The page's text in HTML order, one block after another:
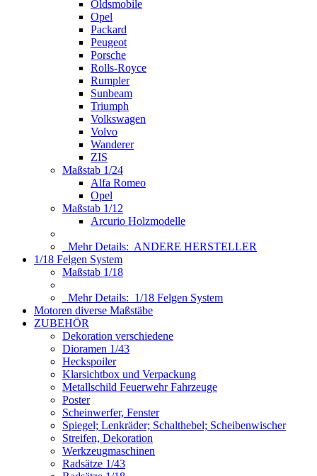
Oldsmobile
Opel
Packard
Peugeot
Porsche
Rolls-Royce
Rumpler
Sunbeam
Triumph
Volkswagen
Volvo
Wanderer
ZIS
Maßstab 1/24
Alfa Romeo
Opel
Maßstab 1/12
Arcurio Holzmodelle
Mehr Details: ANDERE HERSTELLER
1/18 Felgen System
Maßstab 1/18
Mehr Details: 1/18 Felgen System
Motoren diverse Maßstäbe
ZUBEHÖR
Dekoration verschiedene
Dioramen 1/43
Heckspoiler
Klarsichtbox und Verpackung
Metallschild Feuerwehr Fahrzeuge
Poster
Scheinwerfer, Fenster
Spiegel; Lenkräder; Schalthebel; Scheibenwischer
Streifen, Dekoration
Werkzeugmaschinen
Radsätze 1/43